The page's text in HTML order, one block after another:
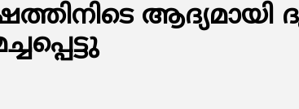
ആദ്യമായി